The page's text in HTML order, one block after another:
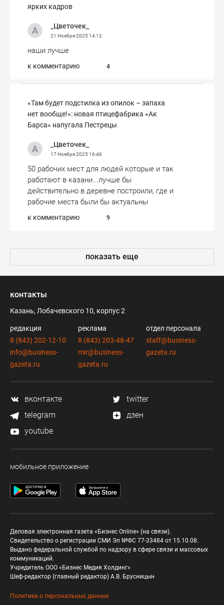
ярких кадров
_Цветочек_
21 Ноября 202514:12
наши лучше
к комментарию 4
«Там будет подстилка из опилок – запаха
нет вообще!»: новая птицефабрика «Ак
Барса» напугала Пестрецы
_Цветочек_
17 Ноября 202516:46
50 рабочих мест для людей которые и так
работают в казани...лучше бы
действительно в деревне построили, где и
рабочие места были бы актуальны
к комментарию 9
показать еще
контакты
Казань, Лобачевского 10, корпус 2
редакция
8 (843) 202-12-10
info@business-
gazeta.ru
реклама
8 (843) 203-48-47
mir@business-
gazeta.ru
отдел персонала
staff@business-
gazeta.ru
вконтакте
twitter
telegram
дзен
youtube
мобильное приложение
Деловая электронная газета «Бизнес Online» (на связи).
Свидетельство о регистрации СМИ Эл №ФС 77-33484 от 15.10.08.
Выдано федеральной службой по надзору в сфере связи и массовых
коммуникаций.
Учредитель ООО «Бизнес Медия Холдинг»
Шеф-редактор (главный редактор) А.В. Брусницын
Политика о персональных данных